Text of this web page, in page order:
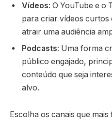
Vídeos: O YouTube e o
para criar vídeos curtos
atrair uma audiência
Podcasts: Uma forma
público engajado,
conteúdo que seja
alvo.
Escolha os canais que